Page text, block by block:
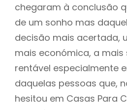
chegaram à conclusão
de um sonho mas
decisão mais acertada,
mais económica, a mais
rentável especialmente
daquelas pessoas que,
hesitou em Casas Para